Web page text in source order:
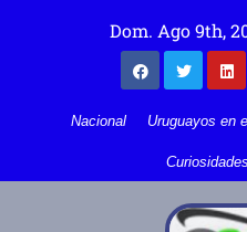
Dom. Ago 9th,
Nacional Uruguayos en